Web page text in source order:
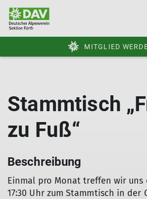
MITGLIED
Stammtisch
zu Fuß“
Beschreibung
Einmal pro Monat treffen wir uns
17:30 Uhr zum Stammtisch in der